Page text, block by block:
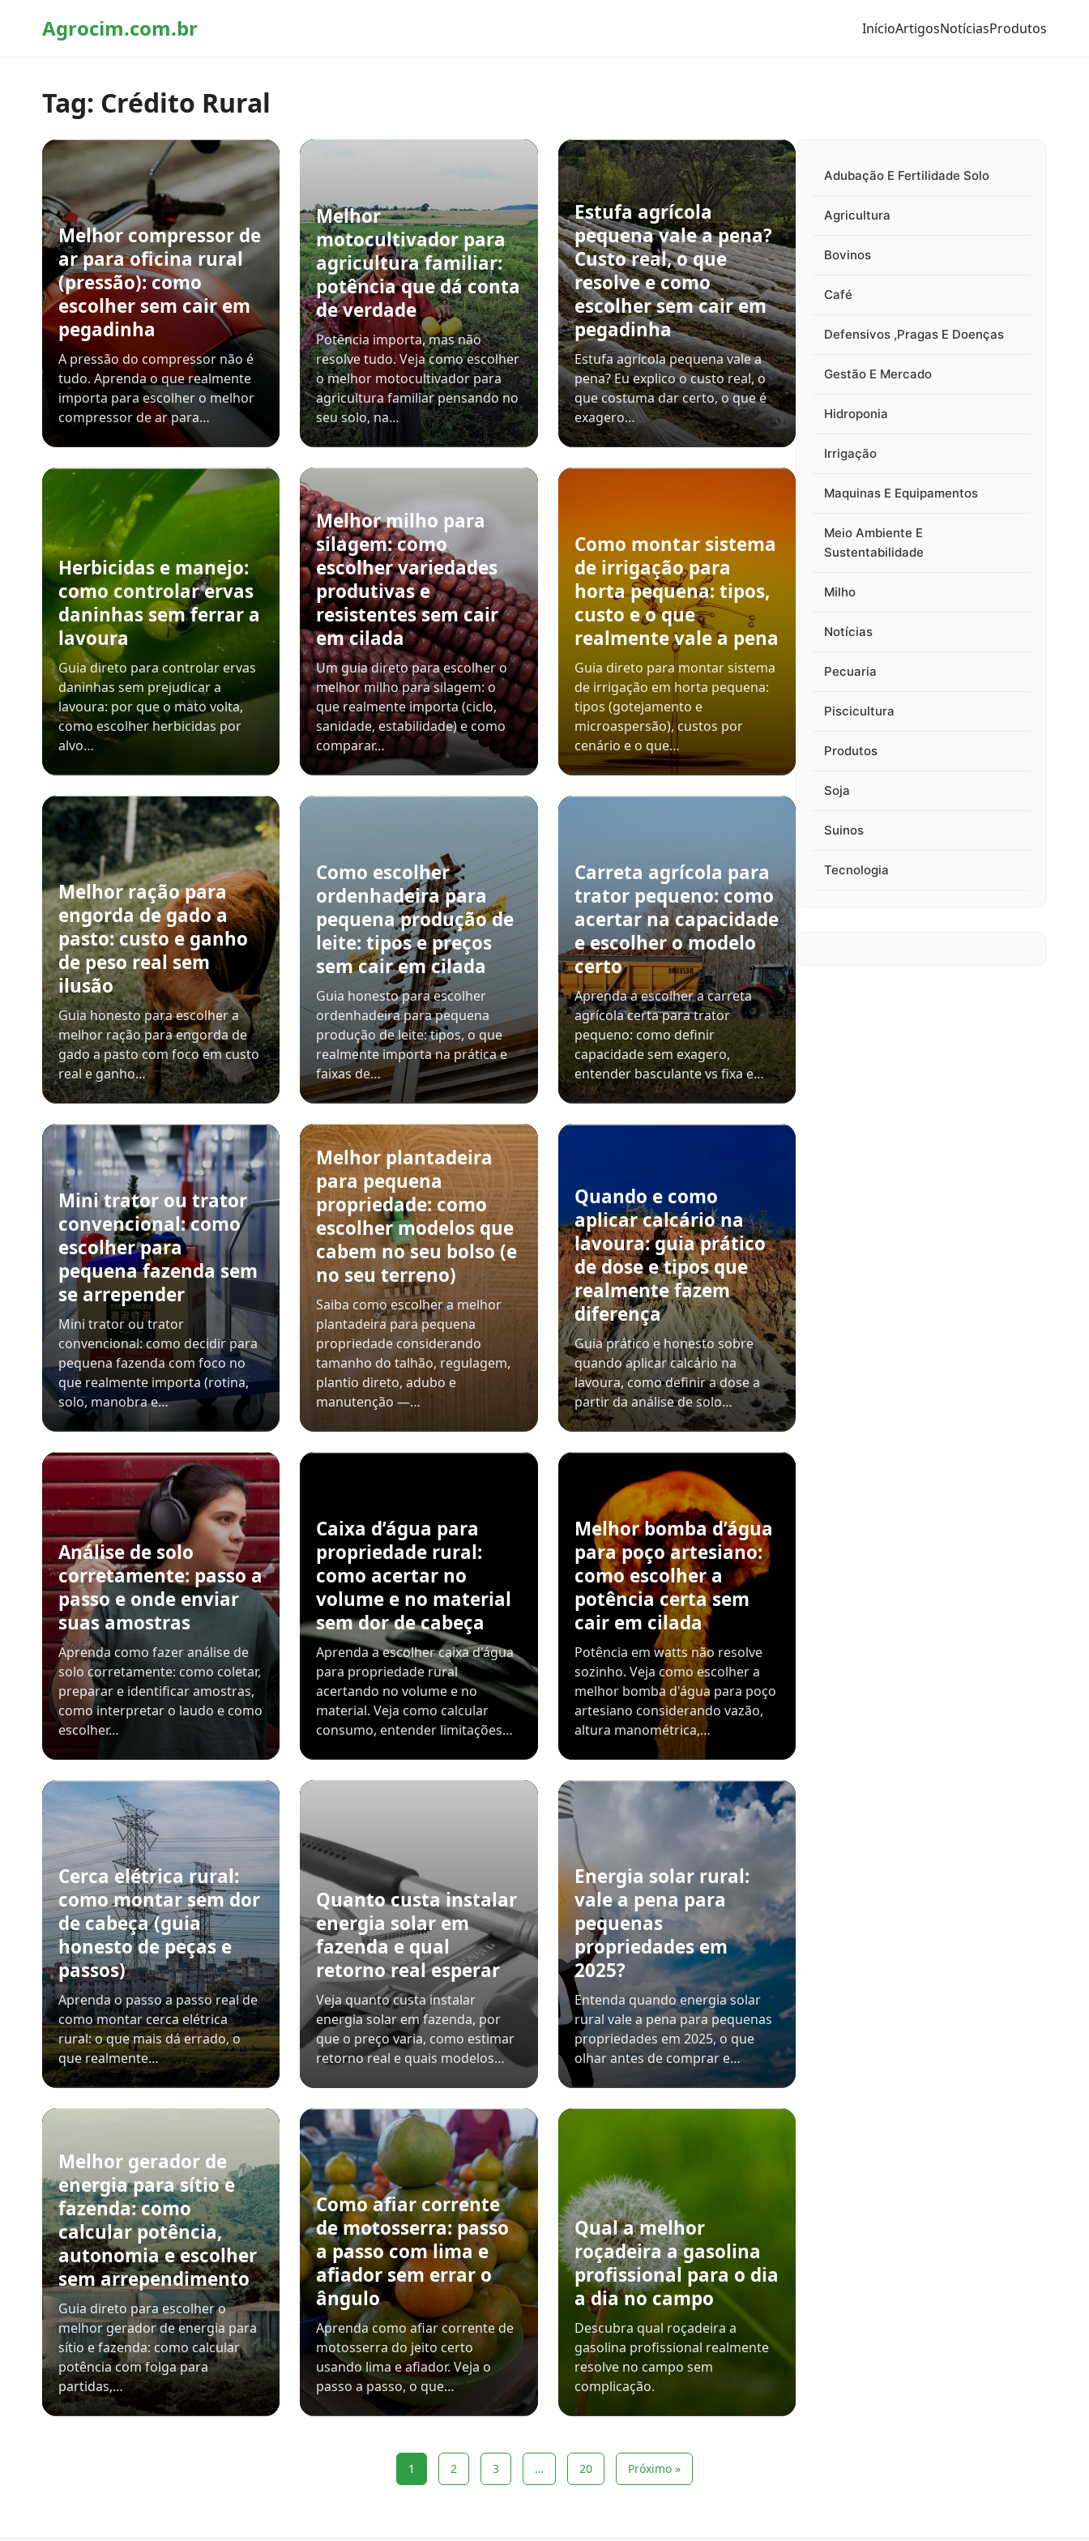
Agrocim.com.br InícioArtigosNotíciasProdutos
Tag: Crédito Rural
Melhor compressor de
ar para oficina rural
(pressão): como
escolher sem cair em
pegadinha
A pressão do compressor não é
tudo. Aprenda o que realmente
importa para escolher o melhor
compressor de ar para…
Melhor
motocultivador para
agricultura familiar:
potência que dá conta
de verdade
Potência importa, mas não
resolve tudo. Veja como escolher
o melhor motocultivador para
agricultura familiar pensando no
seu solo, na…
Estufa agrícola
pequena vale a pena?
Custo real, o que
resolve e como
escolher sem cair em
pegadinha
Estufa agrícola pequena vale a
pena? Eu explico o custo real, o
que costuma dar certo, o que é
exagero…
Herbicidas e manejo:
como controlar ervas
daninhas sem ferrar a
lavoura
Guia direto para controlar ervas
daninhas sem prejudicar a
lavoura: por que o mato volta,
como escolher herbicidas por
alvo…
Melhor milho para
silagem: como
escolher variedades
produtivas e
resistentes sem cair
em cilada
Um guia direto para escolher o
melhor milho para silagem: o
que realmente importa (ciclo,
sanidade, estabilidade) e como
comparar…
Como montar sistema
de irrigação para
horta pequena: tipos,
custo e o que
realmente vale a pena
Guia direto para montar sistema
de irrigação em horta pequena:
tipos (gotejamento e
microaspersão), custos por
cenário e o que…
Melhor ração para
engorda de gado a
pasto: custo e ganho
de peso real sem
ilusão
Guia honesto para escolher a
melhor ração para engorda de
gado a pasto com foco em custo
real e ganho…
Como escolher
ordenhadeira para
pequena produção de
leite: tipos e preços
sem cair em cilada
Guia honesto para escolher
ordenhadeira para pequena
produção de leite: tipos, o que
realmente importa na prática e
faixas de…
Carreta agrícola para
trator pequeno: como
acertar na capacidade
e escolher o modelo
certo
Aprenda a escolher a carreta
agrícola certa para trator
pequeno: como definir
capacidade sem exagero,
entender basculante vs fixa e…
Mini trator ou trator
convencional: como
escolher para
pequena fazenda sem
se arrepender
Mini trator ou trator
convencional: como decidir para
pequena fazenda com foco no
que realmente importa (rotina,
solo, manobra e…
Melhor plantadeira
para pequena
propriedade: como
escolher modelos que
cabem no seu bolso (e
no seu terreno)
Saiba como escolher a melhor
plantadeira para pequena
propriedade considerando
tamanho do talhão, regulagem,
plantio direto, adubo e
manutenção —…
Quando e como
aplicar calcário na
lavoura: guia prático
de dose e tipos que
realmente fazem
diferença
Guia prático e honesto sobre
quando aplicar calcário na
lavoura, como definir a dose a
partir da análise de solo…
Análise de solo
corretamente: passo a
passo e onde enviar
suas amostras
Aprenda como fazer análise de
solo corretamente: como coletar,
preparar e identificar amostras,
como interpretar o laudo e como
escolher…
Caixa d’água para
propriedade rural:
como acertar no
volume e no material
sem dor de cabeça
Aprenda a escolher caixa d'água
para propriedade rural
acertando no volume e no
material. Veja como calcular
consumo, entender limitações…
Melhor bomba d’água
para poço artesiano:
como escolher a
potência certa sem
cair em cilada
Potência em watts não resolve
sozinho. Veja como escolher a
melhor bomba d'água para poço
artesiano considerando vazão,
altura manométrica,…
Cerca elétrica rural:
como montar sem dor
de cabeça (guia
honesto de peças e
passos)
Aprenda o passo a passo real de
como montar cerca elétrica
rural: o que mais dá errado, o
que realmente…
Quanto custa instalar
energia solar em
fazenda e qual
retorno real esperar
Veja quanto custa instalar
energia solar em fazenda, por
que o preço varia, como estimar
retorno real e quais modelos…
Energia solar rural:
vale a pena para
pequenas
propriedades em
2025?
Entenda quando energia solar
rural vale a pena para pequenas
propriedades em 2025, o que
olhar antes de comprar e…
Melhor gerador de
energia para sítio e
fazenda: como
calcular potência,
autonomia e escolher
sem arrependimento
Guia direto para escolher o
melhor gerador de energia para
sítio e fazenda: como calcular
potência com folga para
partidas,…
Como afiar corrente
de motosserra: passo
a passo com lima e
afiador sem errar o
ângulo
Aprenda como afiar corrente de
motosserra do jeito certo
usando lima e afiador. Veja o
passo a passo, o que…
Qual a melhor
roçadeira a gasolina
profissional para o dia
a dia no campo
Descubra qual roçadeira a
gasolina profissional realmente
resolve no campo sem
complicação.
Adubação E Fertilidade Solo
Agricultura
Bovinos
Café
Defensivos ,Pragas E Doenças
Gestão E Mercado
Hidroponia
Irrigação
Maquinas E Equipamentos
Meio Ambiente E
Sustentabilidade
Milho
Notícias
Pecuaria
Piscicultura
Produtos
Soja
Suinos
Tecnologia
1 2 3 … 20 Próximo »